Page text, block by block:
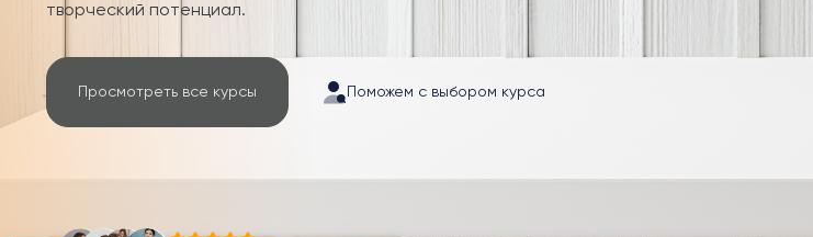
творческий потенциал.
Просмотреть все курсы Поможем с выбором курса